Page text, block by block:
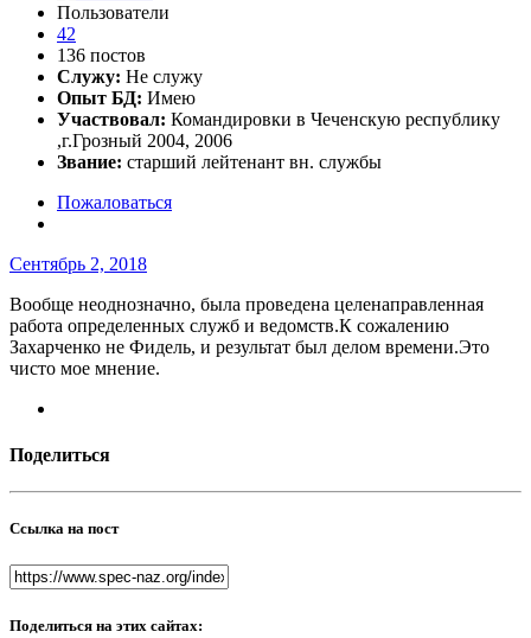
Пользователи
42
136 постов
Служу: Не служу
Опыт БД: Имею
Участвовал: Командировки в Чеченскую республику
,г.Грозный 2004, 2006
Звание: старший лейтенант вн. службы
Пожаловаться
Сентябрь 2, 2018
Вообще неоднозначно, была проведена целенаправленная
работа определенных служб и ведомств.К сожалению
Захарченко не Фидель, и результат был делом времени.Это
чисто мое мнение.
Поделиться
Ссылка на пост
Поделиться на этих сайтах: